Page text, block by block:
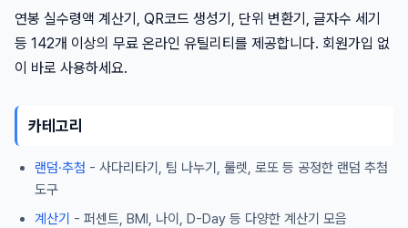
연봉 실수령액 계산기, QR코드 생성기, 단위 변환기, 글자수 세기
등 142개 이상의 무료 온라인 유틸리티를 제공합니다. 회원가입 없
이 바로 사용하세요.
카테고리
랜덤·추첨 - 사다리타기, 팀 나누기, 룰렛, 로또 등 공정한 랜덤 추첨
도구
계산기 - 퍼센트, BMI, 나이, D-Day 등 다양한 계산기 모음